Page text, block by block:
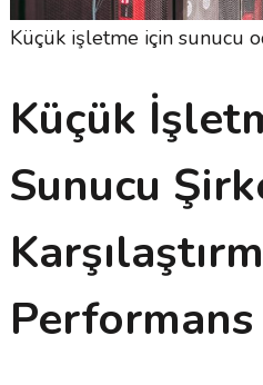
Küçük işletme için sunucu
Küçük
Sunucu